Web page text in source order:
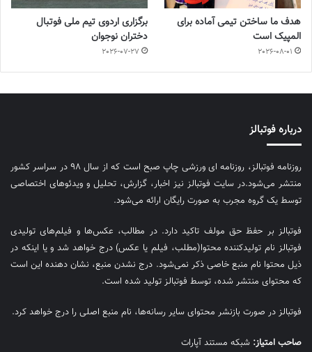
هدف ما ساختن تیمی آماده برای
المپیک است
2026-08-01
برگزاری اردوی تیم ملی فوتبال
دختران نوجوان
2026-07-27
درباره فوتبالز
روزنامه فوتبالز، روزنامه ای ورزشی چاپ صبح است که از سال ۹۸ در سراسر کشور
منتشر می‌شود.در سایت فوتبالز نیز اخبار، گزارش، تحلیل و ویدئوهای اختصاصی
توسط یک گروه مجرب به صورت رایگان ارائه می‌شود.
فوتبالز بر حفظ حق مولف تاکید دارد. در مطالب، عکس‌ها و فیلم‌های تولیدی
فوتبالز نام تولیدکننده محتوا(مطلب، فیلم یا عکس) درج خواهد شد و یا اینکه در
ذیل محتوا نام منبع خاصی ذکر نمی‌‎شود. درج نشدن منبع، نشان دهنده این است
که محتوای منتشر شده، توسط فوتبالز تولید شده است.
فوتبالز در صورت بازنشر محتوای سایر رسانه‌ها، نام منبع اصلی را درج خواهد کرد.
صاحب امتیاز: شبکه مستند آپارات